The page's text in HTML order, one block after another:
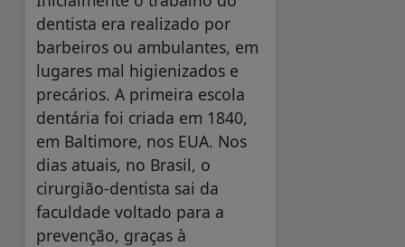
dentista era realizado por
barbeiros ou ambulantes, em
lugares mal higienizados e
precários. A primeira escola
dentária foi criada em 1840,
em Baltimore, nos EUA. Nos
dias atuais, no Brasil, o
cirurgião-dentista sai da
faculdade voltado para a
prevenção, graças à